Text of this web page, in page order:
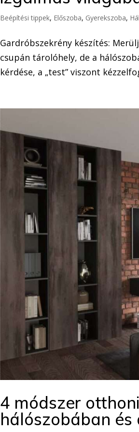
Beépítési tippek, Előszoba, Gyerekszoba,
Gardróbszekrény készítés:
csupán tárolóhely, de a
kérdése, a „test” viszont
4 módszer
hálószobában